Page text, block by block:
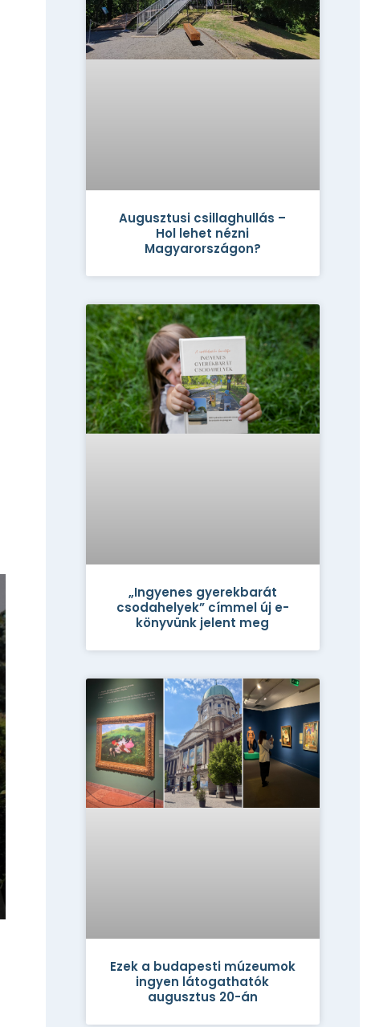
Augusztusi csillaghullás –
Hol lehet nézni
Magyarországon?
„Ingyenes gyerekbarát
csodahelyek” címmel új e-
könyvünk jelent meg
Ezek a budapesti múzeumok
ingyen látogathatók
augusztus 20-án